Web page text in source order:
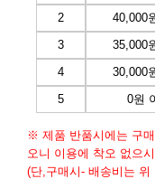
2
40,000
3
35,000
4
30,000
5
0원
※ 제품 반품시에는 구
오니 이용에 착오 없으
(단,구매시- 배송비는